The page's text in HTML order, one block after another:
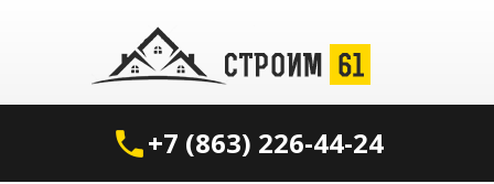
phone+7 (863) 226-44-24